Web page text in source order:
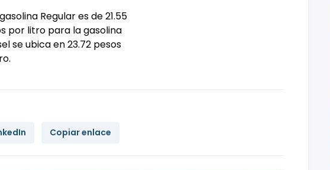
Regular es de 21.55
por litro para la gasolina
se ubica en 23.72 pesos
Copiar enlace